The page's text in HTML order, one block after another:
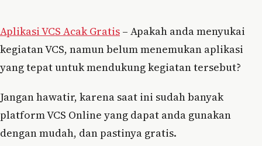
Aplikasi VCS Acak Gratis – Apakah anda menyukai
kegiatan VCS, namun belum menemukan aplikasi
yang tepat untuk mendukung kegiatan tersebut?
Jangan hawatir, karena saat ini sudah banyak
platform VCS Online yang dapat anda gunakan
dengan mudah, dan pastinya gratis.